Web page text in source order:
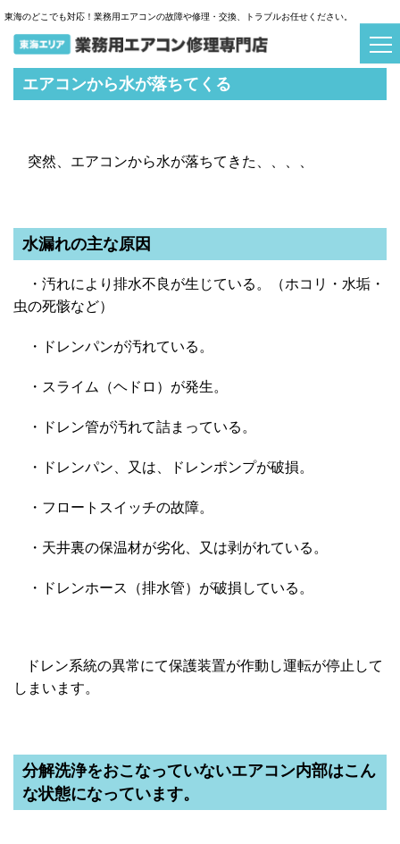
東海のどこでも対応！業務用エアコンの故障や修理・交換、トラブルお任せください。
エアコンから水が落ちてくる
突然、エアコンから水が落ちてきた、、、、
水漏れの主な原因
・汚れにより排水不良が生じている。（ホコリ・水垢・
虫の死骸など）
・ドレンパンが汚れている。
・スライム（ヘドロ）が発生。
・ドレン管が汚れて詰まっている。
・ドレンパン、又は、ドレンポンプが破損。
・フロートスイッチの故障。
・天井裏の保温材が劣化、又は剥がれている。
・ドレンホース（排水管）が破損している。
ドレン系統の異常にて保護装置が作動し運転が停止して
しまいます。
分解洗浄をおこなっていないエアコン内部はこん
な状態になっています。